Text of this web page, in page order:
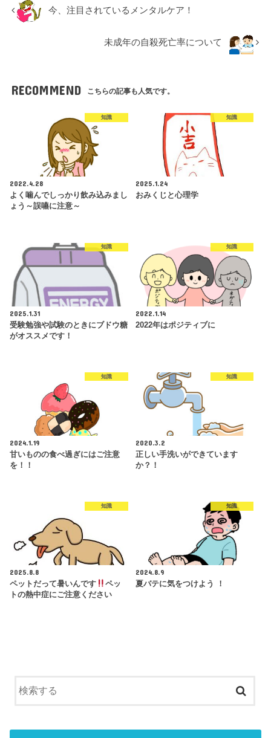
今、注目されているメンタルケア！
未成年の自殺死亡率について
RECOMMEND こちらの記事も人気です。
知識
2022.4.28
よく噛んでしっかり飲み込みまし
ょう～誤嚥に注意～
知識
2025.1.24
おみくじと心理学
知識
2025.1.31
受験勉強や試験のときにブドウ糖
がオススメです！
知識
2022.1.14
2022年はポジティブに
知識
2024.1.19
甘いものの食べ過ぎにはご注意
を！！
知識
2020.3.2
正しい手洗いができています
か？！
知識
2025.8.8
ペットだって暑いんです
ペッ
トの熱中症にご注意ください
知識
2024.8.9
夏バテに気をつけよう ！